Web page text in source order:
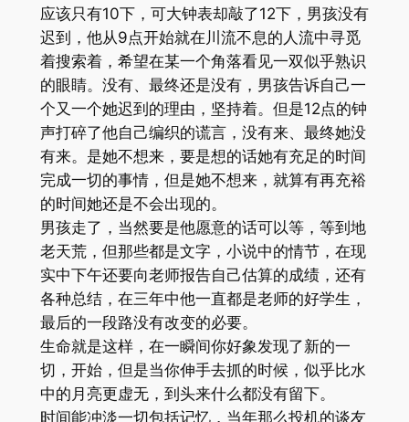
应该只有10下，可大钟表却敲了12下，男孩没有
迟到，他从9点开始就在川流不息的人流中寻觅
着搜索着，希望在某一个角落看见一双似乎熟识
的眼睛。没有、最终还是没有，男孩告诉自己一
个又一个她迟到的理由，坚持着。但是12点的钟
声打碎了他自己编织的谎言，没有来、最终她没
有来。是她不想来，要是想的话她有充足的时间
完成一切的事情，但是她不想来，就算有再充裕
的时间她还是不会出现的。
男孩走了，当然要是他愿意的话可以等，等到地
老天荒，但那些都是文字，小说中的情节，在现
实中下午还要向老师报告自己估算的成绩，还有
各种总结，在三年中他一直都是老师的好学生，
最后的一段路没有改变的必要。
生命就是这样，在一瞬间你好象发现了新的一
切，开始，但是当你伸手去抓的时候，似乎比水
中的月亮更虚无，到头来什么都没有留下。
时间能冲淡一切包括记忆，当年那么投机的谈友